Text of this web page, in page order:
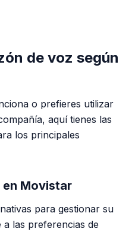
de voz según
o prefieres utilizar
aquí tienes las
los principales
Movistar
para gestionar su
las preferencias de